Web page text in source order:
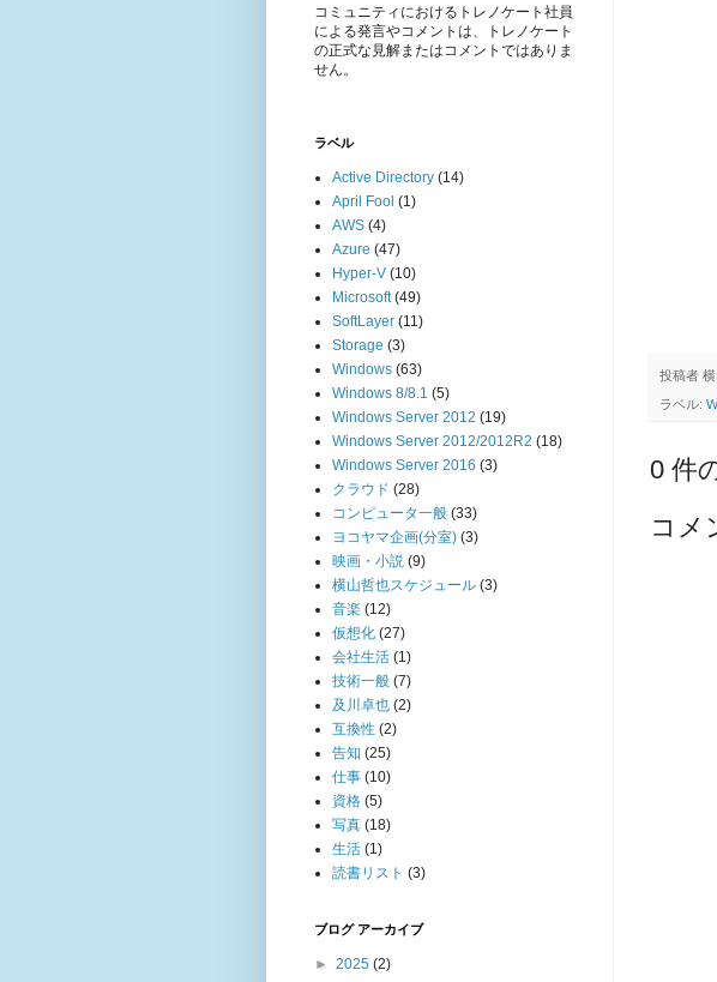
投稿者
ラベル:
0 件
コメ
コミュニティにおけるトレノケート社員
による発言やコメントは、トレノケート
の正式な見解またはコメントではありま
せん。
ラベル
Active Directory (14)
April Fool (1)
AWS (4)
Azure (47)
Hyper-V (10)
Microsoft (49)
SoftLayer (11)
Storage (3)
Windows (63)
Windows 8/8.1 (5)
Windows Server 2012 (19)
Windows Server 2012/2012R2 (18)
Windows Server 2016 (3)
クラウド (28)
コンピュータ一般 (33)
ヨコヤマ企画(分室) (3)
映画・小説 (9)
横山哲也スケジュール (3)
音楽 (12)
仮想化 (27)
会社生活 (1)
技術一般 (7)
及川卓也 (2)
互換性 (2)
告知 (25)
仕事 (10)
資格 (5)
写真 (18)
生活 (1)
読書リスト (3)
ブログ アーカイブ
► 2025 (2)